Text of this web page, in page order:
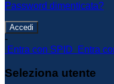
Password dimenticata?
-
Entra con SPID
Entra
Seleziona utente